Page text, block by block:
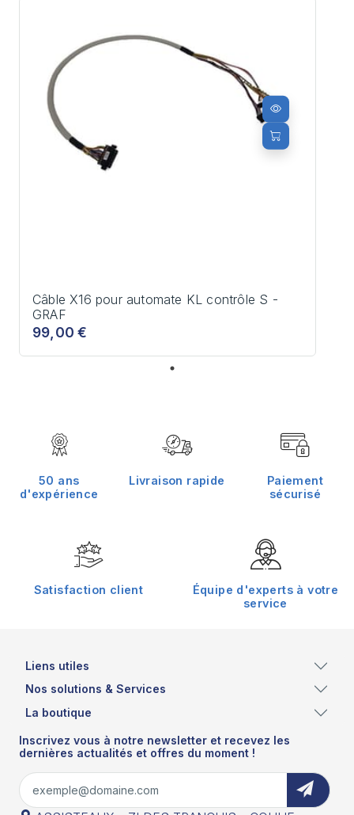
Câble X16 pour automate KL contrôle S -
GRAF
99,00 €
50 ans
d'expérience
Livraison rapide
Paiement
sécurisé
Satisfaction client
Équipe d'experts à votre
service
Liens utiles
Nos solutions & Services
La boutique
Inscrivez vous à notre newsletter et recevez les
dernières actualités et offres du moment !